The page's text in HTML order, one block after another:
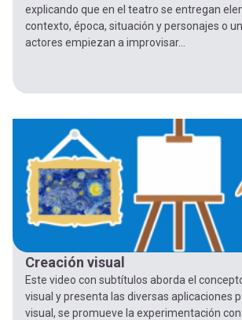
explicando que en el teatro se entregan
contexto, época, situación y personajes o
actores empiezan a improvisar...
Creación visual
Este video con subtítulos aborda el
visual y presenta las diversas aplicaciones
visual, se promueve la experimentación